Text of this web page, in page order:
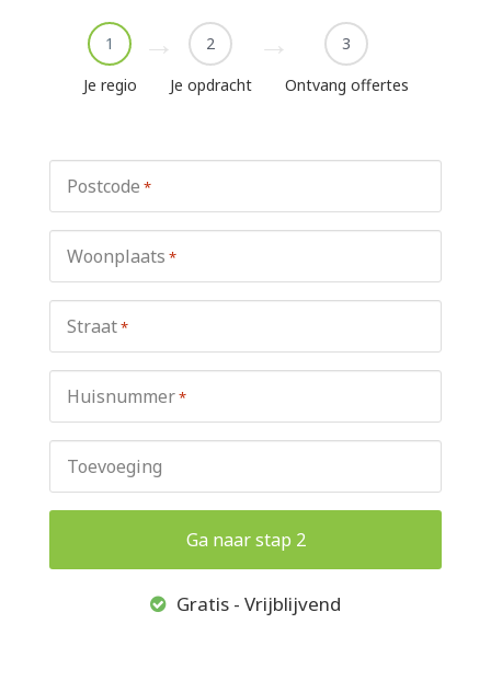
1
Je regio
2
Je opdracht
3
Ontvang offertes
Postcode *
Woonplaats *
Straat*
Huisnummer*
Toevoeging
Gratis - Vrijblijvend